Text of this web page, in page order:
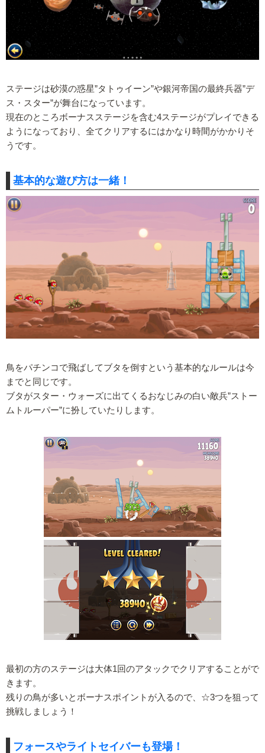
ステージは砂漠の惑星”タトゥイーン”や銀河帝国の最終兵器”デ
ス・スター”が舞台になっています。
現在のところボーナスステージを含む4ステージがプレイできる
ようになっており、全てクリアするにはかなり時間がかかりそ
うです。
基本的な遊び方は一緒！
鳥をパチンコで飛ばしてブタを倒すという基本的なルールは今
までと同じです。
ブタがスター・ウォーズに出てくるおなじみの白い敵兵”ストー
ムトルーパー”に扮していたりします。
最初の方のステージは大体1回のアタックでクリアすることがで
きます。
残りの鳥が多いとボーナスポイントが入るので、☆3つを狙って
挑戦しましょう！
フォースやライトセイバーも登場！